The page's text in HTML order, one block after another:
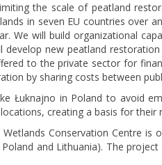
the scale of peatland
in seven EU countries over
We will build organizational
new peatland
to the private sector for
by sharing costs between
Łuknajno in Poland to avoid
creating a basis for
Conservation Centre is
and Lithuania). The